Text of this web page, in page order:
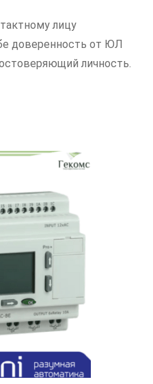
лицу
доверенность от ЮЛ
личность.